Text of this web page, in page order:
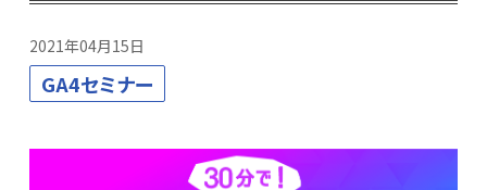
2021年04月15日
GA4セミナー